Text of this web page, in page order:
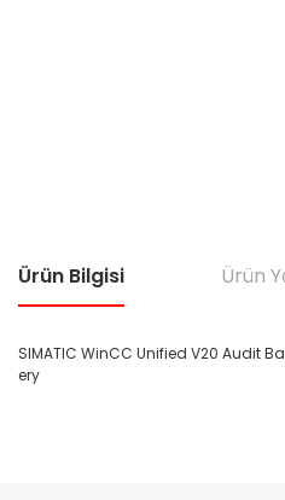
Ürün Bilgisi Ürün
SIMATIC WinCC Unified V20
ery